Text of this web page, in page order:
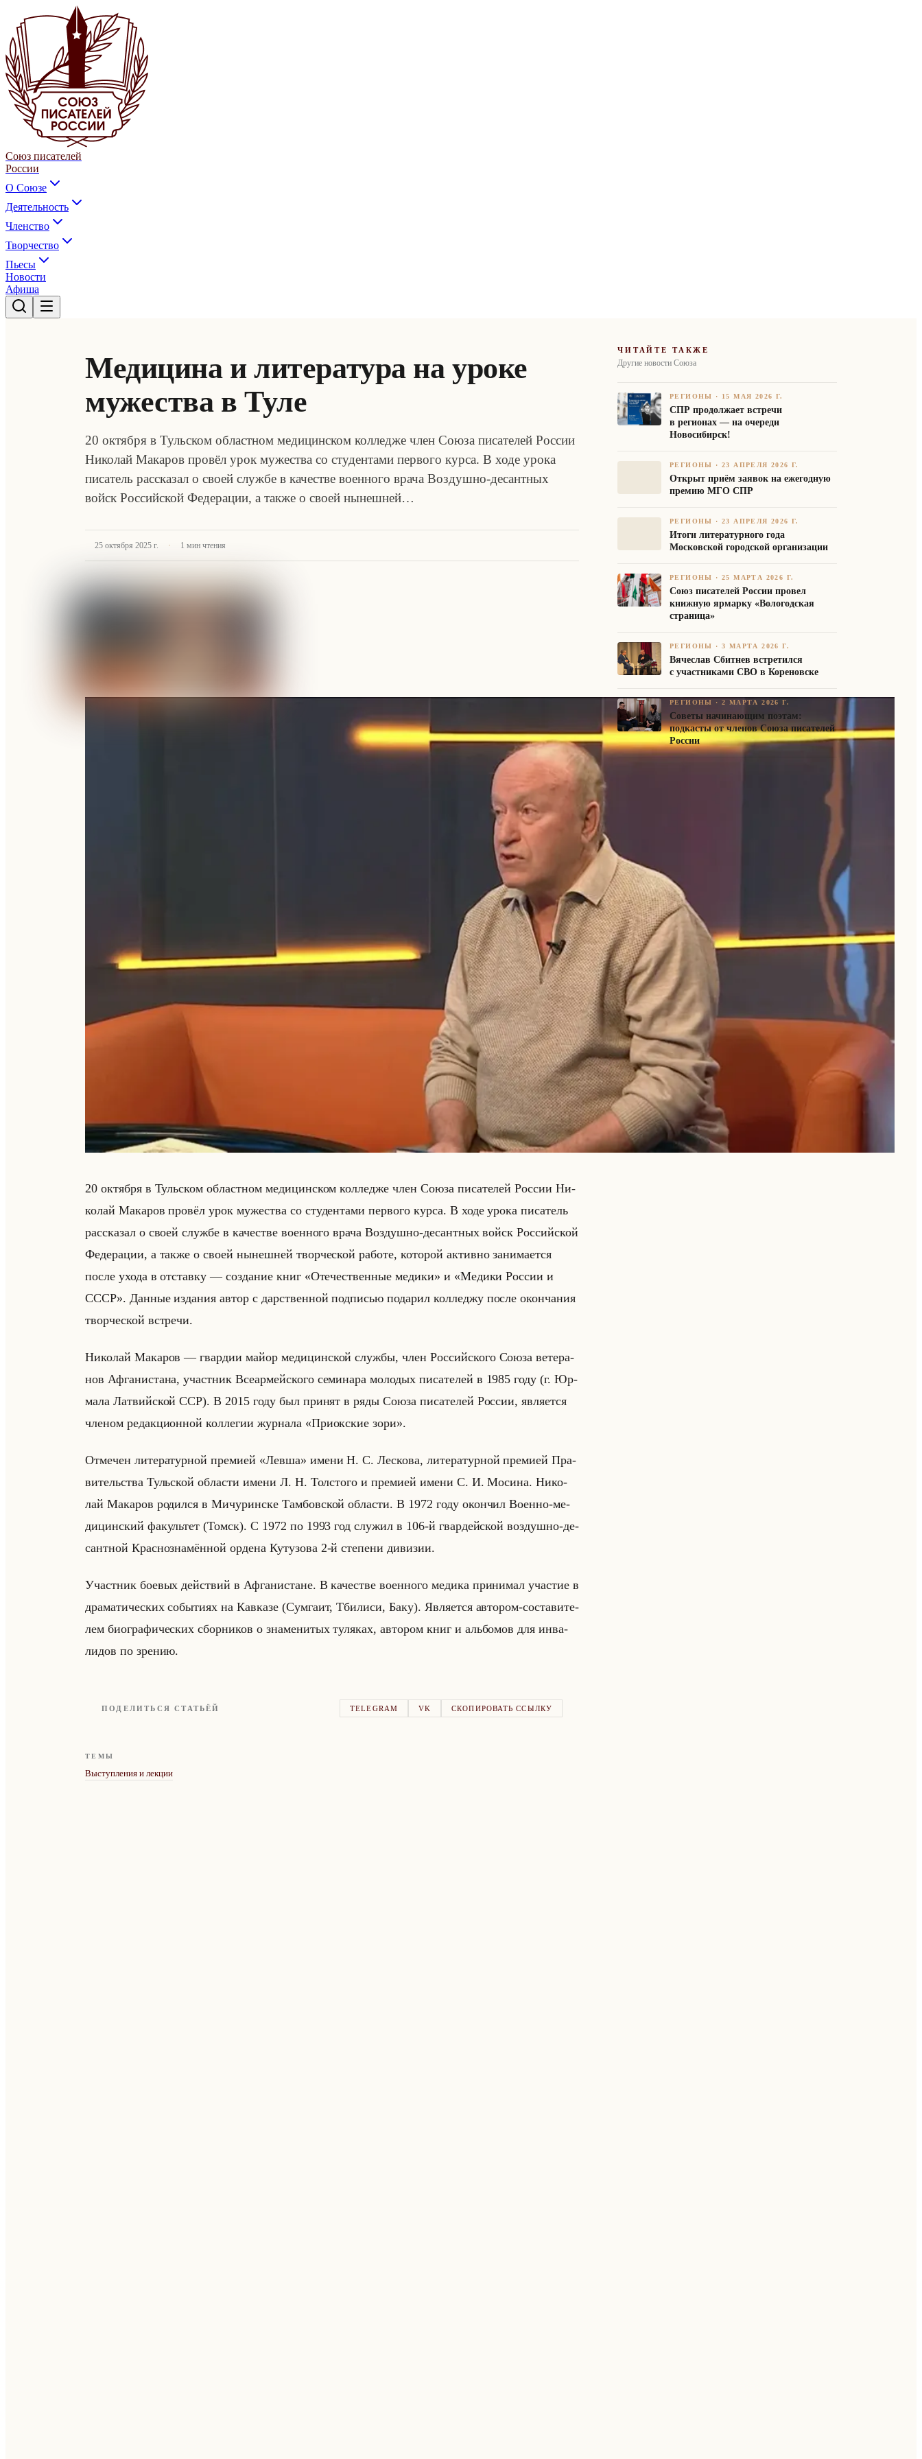
Союз писателей
России
О Союзе
Деятельность
Членство
Творчество
Пьесы
Новости
Афиша
Медицина и литература на уроке
мужества в Туле
20 октября в Тульском областном медицинском колледже член Союза писателей России
Николай Макаров провёл урок мужества со студентами первого курса. В ходе урока
писатель рассказал о своей службе в качестве военного врача Воздушно-десантных
войск Российской Федерации, а также о своей нынешней…
25 октября 2025 г. · 1 мин чтения
20 ок­тяб­ря в Тульском об­ласт­ном ме­ди­цин­ском кол­ле­дже член Союза пи­са­те­лей Рос­сии Ни­
ко­лай Ма­ка­ров про­вёл урок му­же­ства со сту­ден­та­ми пер­во­го курса. В ходе урока пи­са­тель
рас­ска­зал о своей служ­бе в ка­че­стве во­ен­но­го врача Воз­душ­но-де­сант­ных войск Рос­сийской
Фе­де­ра­ции, а также о своей ны­неш­ней твор­че­ской ра­бо­те, ко­то­рой ак­тив­но за­ни­ма­ет­ся
после ухода в от­став­ку — со­зда­ние книг «Отечественные медики» и «Медики России и
СССР». Дан­ные из­да­ния автор с дар­ствен­ной под­пи­сью по­да­рил кол­ле­джу после окон­ча­ния
твор­че­ской встре­чи.
Ни­ко­лай Ма­ка­ров — гвар­дии майор ме­ди­цин­ской служ­бы, член Рос­сийско­го Союза ве­те­ра­
нов Аф­га­ни­ста­на, участ­ник Все­ар­мейско­го се­ми­на­ра мо­ло­дых пи­са­те­лей в 1985 году (г. Юр­
ма­ла Лат­вийской ССР). В 2015 году был при­нят в ряды Союза пи­са­те­лей Рос­сии, яв­ля­ет­ся
чле­ном ре­дак­ци­он­ной кол­ле­гии жур­на­ла «Приокские зори».
От­ме­чен ли­те­ра­тур­ной пре­ми­ей «Левша» имени Н. С. Лес­ко­ва, ли­те­ра­тур­ной пре­ми­ей Пра­
ви­тельства Тульской об­ла­сти имени Л. Н. Тол­сто­го и пре­ми­ей имени С. И. Мо­си­на. Ни­ко­
лай Ма­ка­ров ро­дил­ся в Ми­чу­рин­ске Там­бов­ской об­ла­сти. В 1972 году окон­чил Во­ен­но-ме­
ди­цин­ский фа­культет (Томск). С 1972 по 1993 год слу­жил в 106-й гвар­дейской воз­душ­но-де­
сант­ной Крас­но­зна­мён­ной ор­де­на Ку­ту­зо­ва 2-й сте­пе­ни ди­ви­зии.
Участ­ник бо­евых действий в Аф­га­ни­стане. В ка­че­стве во­ен­но­го ме­ди­ка при­ни­мал уча­стие в
дра­ма­ти­че­ских со­бы­ти­ях на Кав­ка­зе (Сум­га­ит, Тби­ли­си, Баку). Яв­ля­ет­ся ав­то­ром-со­ста­ви­те­
лем био­гра­фи­че­ских сбор­ни­ков о зна­ме­ни­тых ту­ля­ках, ав­то­ром книг и альбо­мов для ин­ва­
ли­дов по зре­нию.
ПОДЕЛИТЬСЯ СТАТЬЁЙ TELEGRAM VK СКОПИРОВАТЬ ССЫЛКУ
ТЕМЫ
Выступления и лекции
ЧИТАЙТЕ ТАКЖЕ
Другие новости Союза
РЕГИОНЫ · 15 МАЯ 2026 Г.
СПР продолжает встречи
в регионах — на очереди
Новосибирск!
РЕГИОНЫ ·23 АПРЕЛЯ 2026 Г.
Открыт приём заявок на ежегодную
премию МГО СПР
РЕГИОНЫ ·23 АПРЕЛЯ 2026 Г.
Итоги литературного года
Московской городской организации
РЕГИОНЫ ·25 МАРТА 2026 Г.
Союз писателей России провел
книжную ярмарку «Вологодская
страница»
РЕГИОНЫ ·3 МАРТА 2026 Г.
Вячеслав Сбитнев встретился
с участниками СВО в Кореновске
РЕГИОНЫ ·2 МАРТА 2026 Г.
Советы начинающим поэтам:
подкасты от членов Союза писателей
России